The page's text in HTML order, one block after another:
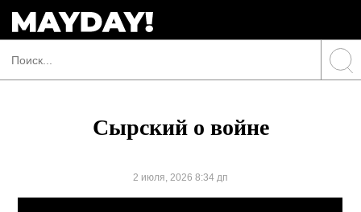
Сырский о войне
2 июля, 2026 8:34 дп